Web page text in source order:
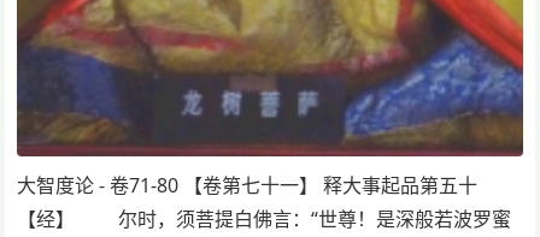
大智度论 - 卷71-80 【卷第七十一】 释大事起品第五十
【经】 尔时，须菩提白佛言：“世尊！是深般若波罗蜜